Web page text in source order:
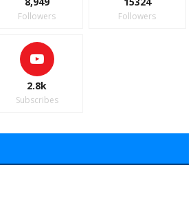
Followers Followers
2.8k
Subscribes